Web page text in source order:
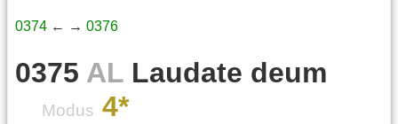
0374 ← → 0376
0375 AL Laudate deum
Modus 4*